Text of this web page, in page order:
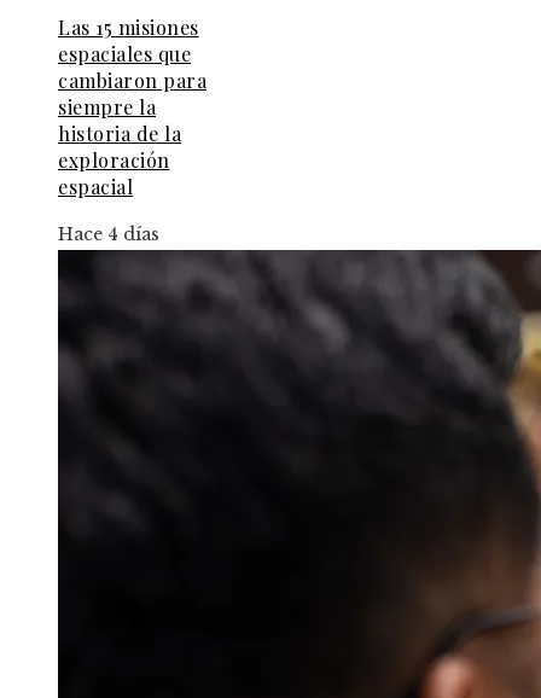
Las 15 misiones
espaciales que
cambiaron para
siempre la
historia de la
exploración
espacial
Hace 4 días